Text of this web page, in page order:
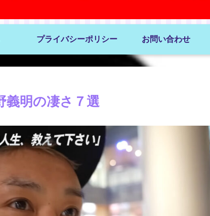
プライバシーポリシー お問い合わせ
明の凄さ７選